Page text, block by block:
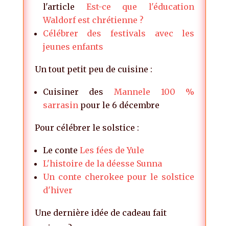
l'article Est-ce que l'éducation
Waldorf est chrétienne ?
Célébrer des festivals avec les
jeunes enfants
Un tout petit peu de cuisine :
Cuisiner des Mannele 100 %
sarrasin pour le 6 décembre
Pour célébrer le solstice :
Le conte Les fées de Yule
L'histoire de la déesse Sunna
Un conte cherokee pour le solstice
d'hiver
Une dernière idée de cadeau fait